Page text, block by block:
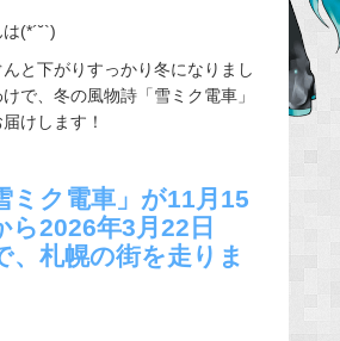
(*´˘`)
と下がりすっかり冬になりまし
で、冬の風物詩「雪ミク電車」
けします！
ミク電車」が11月15
ら2026年3月22日
、札幌の街を走りま